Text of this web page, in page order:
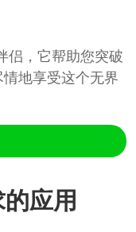
侣，它帮助您突破
地享受这个无界
应用